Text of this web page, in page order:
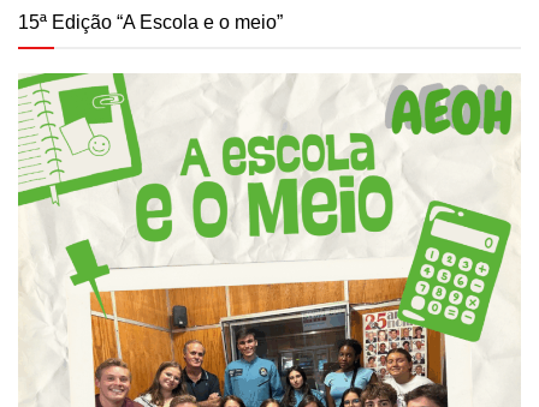
15ª Edição “A Escola e o meio”